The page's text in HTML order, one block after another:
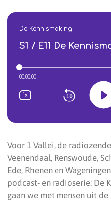
Voor 1 Vallei, de
Veenendaal, Renswoude,
Ede, Rhenen en
podcast- en radioserie: De
gaan we met mensen uit